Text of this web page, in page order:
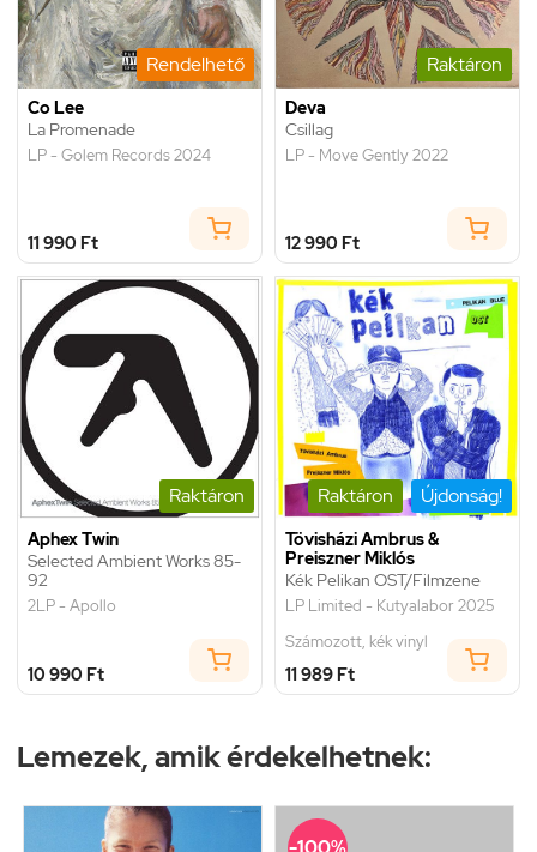
Rendelhető
Co Lee
La Promenade
LP - Golem Records 2024
11 990 Ft
Raktáron
Deva
Csillag
LP - Move Gently 2022
12 990 Ft
Raktáron
Aphex Twin
Selected Ambient Works 85-
92
2LP - Apollo
10 990 Ft
Raktáron Újdonság!
Tövisházi Ambrus &
Preiszner Miklós
Kék Pelikan OST/Filmzene
LP Limited - Kutyalabor 2025
Számozott, kék vinyl
11 989 Ft
Lemezek, amik érdekelhetnek: